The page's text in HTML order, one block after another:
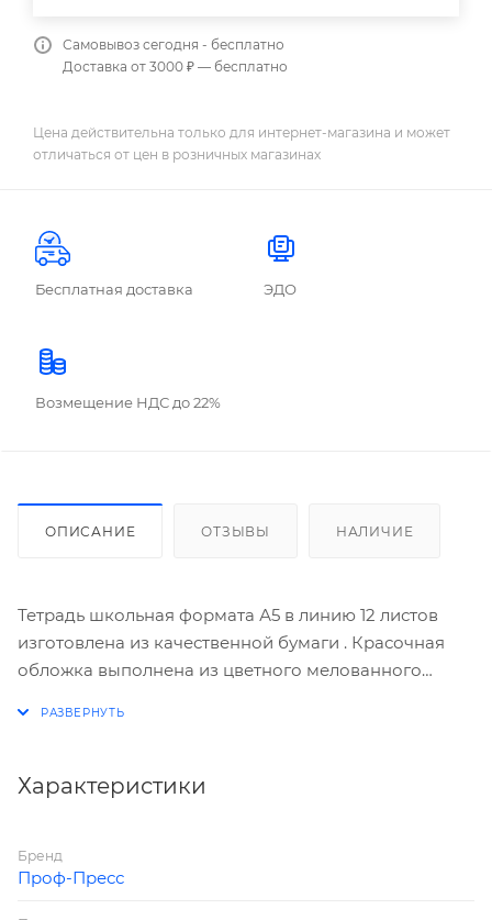
Самовывоз сегодня - бесплатно
Доставка от 3000 ₽ — бесплатно
Цена действительна только для интернет-магазина и может
отличаться от цен в розничных магазинах
Бесплатная доставка ЭДО
Возмещение НДС до 22%
ОПИСАНИЕ ОТЗЫВЫ НАЛИЧИЕ
Тетрадь школьная формата А5 в линию 12 листов
изготовлена из качественной бумаги . Красочная
обложка выполнена из цветного мелованного
Характеристики
Бренд
Проф-Пресс